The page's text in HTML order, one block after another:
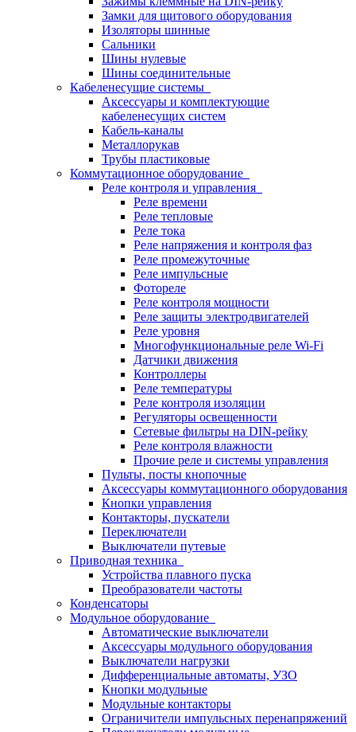
Замки для щитового оборудования
Изоляторы шинные
Сальники
Шины нулевые
Шины соединительные
Кабеленесущие системы
Аксессуары и комплектующие
кабеленесущих систем
Кабель-каналы
Металлорукав
Трубы пластиковые
Коммутационное оборудование
Реле контроля и управления
Реле времени
Реле тепловые
Реле тока
Реле напряжения и контроля фаз
Реле промежуточные
Реле импульсные
Фотореле
Реле контроля мощности
Реле защиты электродвигателей
Реле уровня
Многофункциональные реле Wi-Fi
Датчики движения
Контроллеры
Реле температуры
Реле контроля изоляции
Регуляторы освещенности
Сетевые фильтры на DIN-рейку
Реле контроля влажности
Прочие реле и системы управления
Пульты, посты кнопочные
Аксессуары коммутационного оборудования
Кнопки управления
Контакторы, пускатели
Переключатели
Выключатели путевые
Приводная техника
Устройства плавного пуска
Преобразователи частоты
Конденсаторы
Модульное оборудование
Автоматические выключатели
Аксессуары модульного оборудования
Выключатели нагрузки
Дифференциальные автоматы, УЗО
Кнопки модульные
Модульные контакторы
Ограничители импульсных перенапряжений